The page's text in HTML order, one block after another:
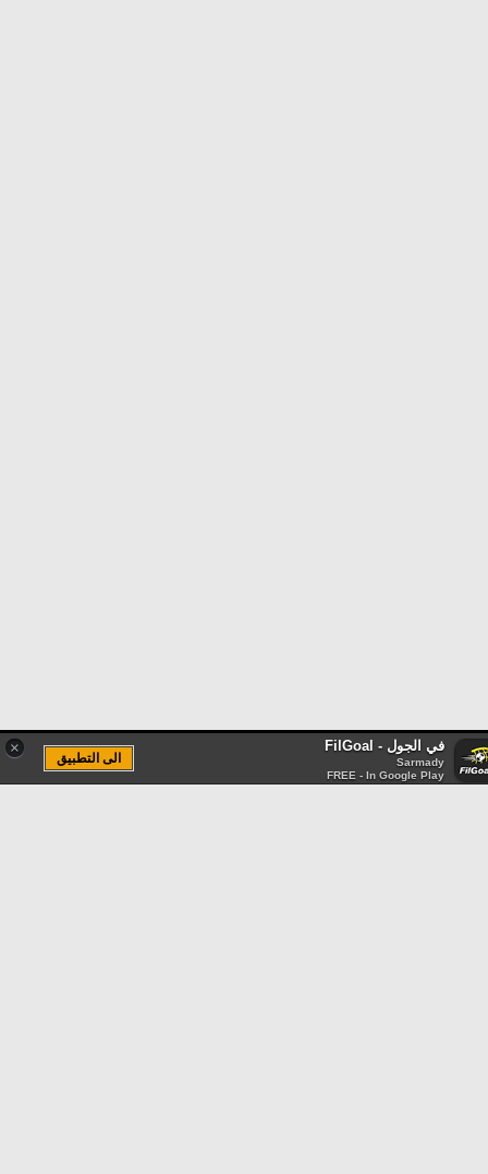
× في الجول - FilGoal
Sarmady
FREE - In Google Play
الى التطبيق